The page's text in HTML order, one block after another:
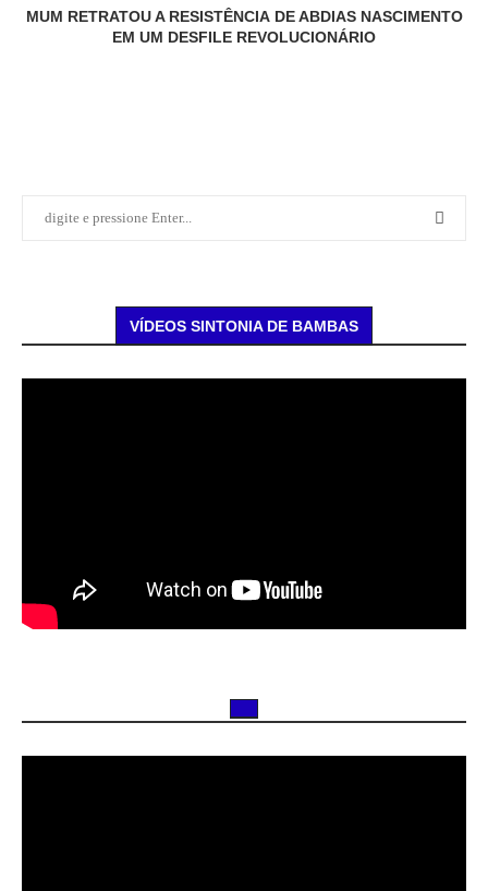
MUM RETRATOU A RESISTÊNCIA DE ABDIAS NASCIMENTO
EM UM DESFILE REVOLUCIONÁRIO
VÍDEOS SINTONIA DE BAMBAS